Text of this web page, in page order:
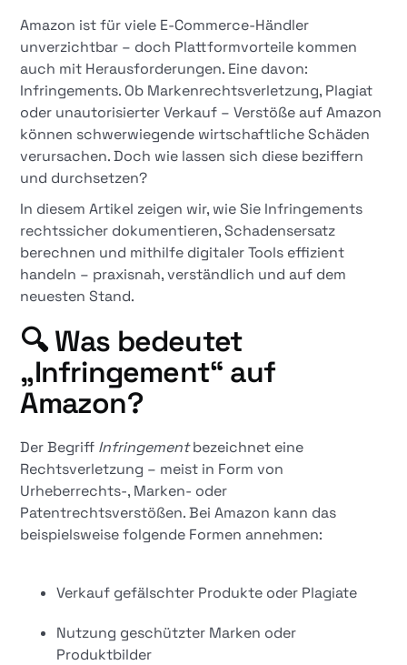
Amazon ist für viele E-Commerce-Händler
unverzichtbar – doch Plattformvorteile kommen
auch mit Herausforderungen. Eine davon:
Infringements. Ob Markenrechtsverletzung, Plagiat
oder unautorisierter Verkauf – Verstöße auf Amazon
können schwerwiegende wirtschaftliche Schäden
verursachen. Doch wie lassen sich diese beziffern
und durchsetzen?
In diesem Artikel zeigen wir, wie Sie Infringements
rechtssicher dokumentieren, Schadensersatz
berechnen und mithilfe digitaler Tools effizient
handeln – praxisnah, verständlich und auf dem
neuesten Stand.
🔍Was bedeutet
„Infringement“ auf
Amazon?
Der Begriff Infringementbezeichnet eine
Rechtsverletzung – meist in Form von
Urheberrechts-, Marken- oder
Patentrechtsverstößen. Bei Amazon kann das
beispielsweise folgende Formen annehmen:
Verkauf gefälschter Produkte oder Plagiate
Nutzung geschützter Marken oder
Produktbilder